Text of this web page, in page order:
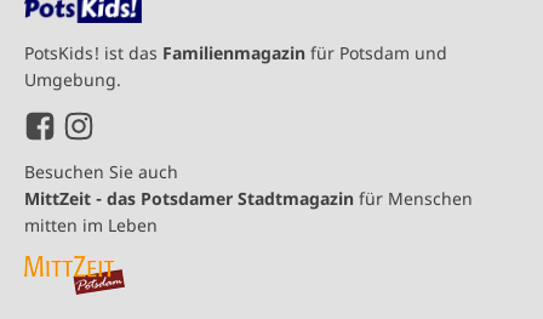
PotsKids! ist das Familienmagazin für Potsdam und
Umgebung.
Besuchen Sie auch
MittZeit - das Potsdamer Stadtmagazin für Menschen
mitten im Leben